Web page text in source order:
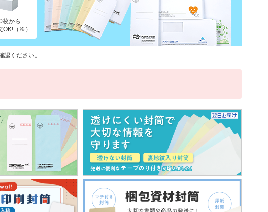
枚から
OK!（※）
ください。